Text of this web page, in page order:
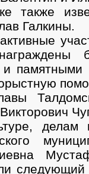
также
Галкины.
и памятными
делам